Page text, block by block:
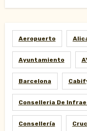
Aeropuerto
Ayuntamiento
Barcelona
Conselleria De
Consellería